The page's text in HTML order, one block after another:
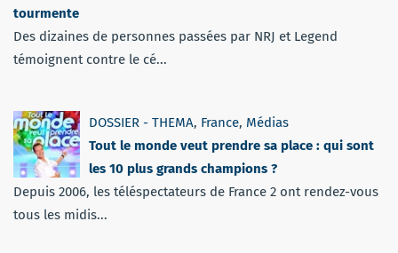
tourmente
Des dizaines de personnes passées par NRJ et Legend
témoignent contre le cé...
DOSSIER - THEMA, France, Médias
Tout le monde veut prendre sa place : qui sont
les 10 plus grands champions ?
Depuis 2006, les téléspectateurs de France 2 ont rendez-vous
tous les midis...